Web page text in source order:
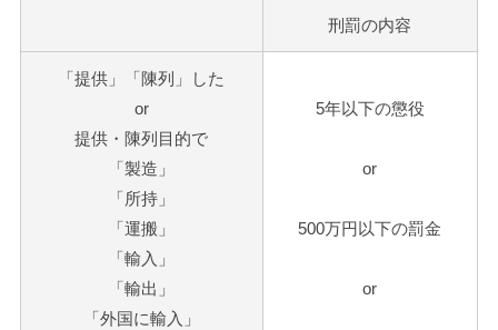
刑罰の内容
「提供」「陳列」した
or
提供・陳列目的で
「製造」
「所持」
「運搬」
「輸入」
「輸出」
「外国に輸入」
5年以下の懲役
or
500万円以下の罰金
or